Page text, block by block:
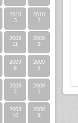
2010
3
2010
2
2009
11
2009
9
2009
6
2009
5
2009
2
2009
1
2008
10
2008
9